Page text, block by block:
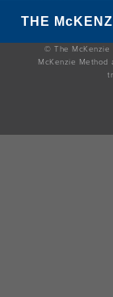
THE Mc
© The McKenzie
McKenzie Method